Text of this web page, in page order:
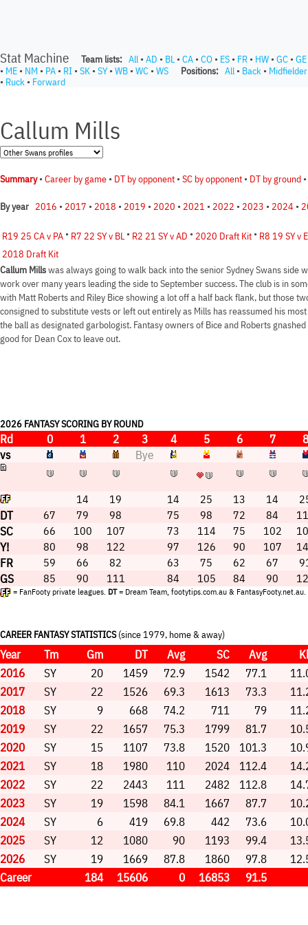
Stat Machine Team lists: All • AD • BL • CA • CO • ES • FR • HW • GC • GE
• ME • NM • PA • RI • SK • SY• WB • WC • WS Positions: All • Back • Midfielder
• Ruck • Forward